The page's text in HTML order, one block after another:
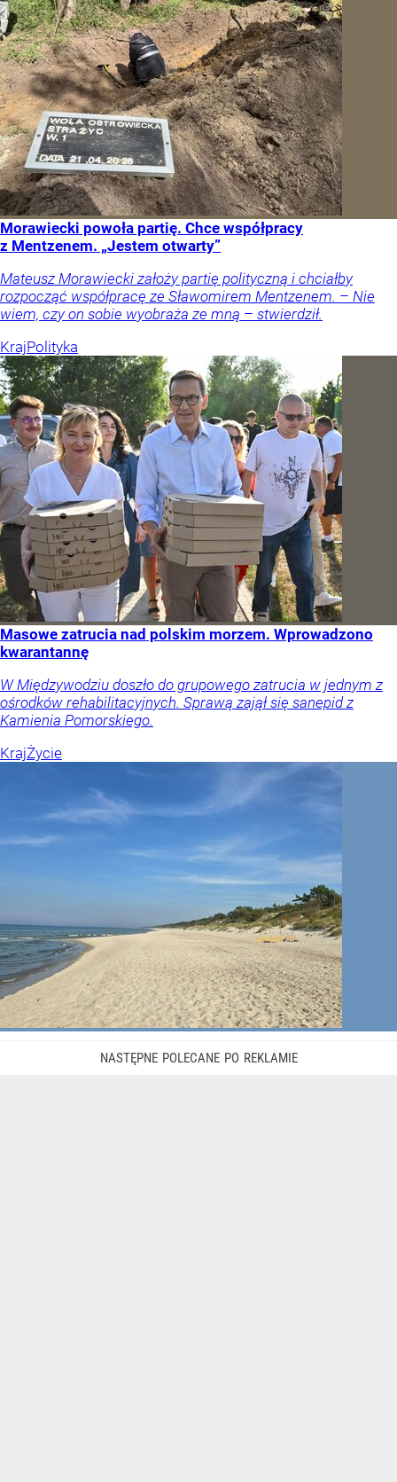
Morawiecki powoła partię. Chce współpracy
z Mentzenem. „Jestem otwarty”
Mateusz Morawiecki założy partię polityczną i chciałby
rozpocząć współpracę ze Sławomirem Mentzenem. – Nie
wiem, czy on sobie wyobraża ze mną – stwierdził.
KrajPolityka
Masowe zatrucia nad polskim morzem. Wprowadzono
kwarantannę
W Międzywodziu doszło do grupowego zatrucia w jednym z
ośrodków rehabilitacyjnych. Sprawą zajął się sanepid z
Kamienia Pomorskiego.
KrajŻycie